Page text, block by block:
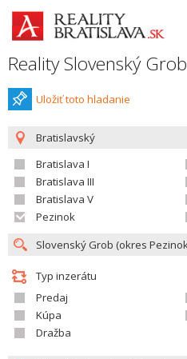
Reality Slovenský Grob
Uložiť toto hladanie
Bratislavský
Bratislava I
Bratislava III
Bratislava V
Pezinok
Typ inzerátu
Predaj
Kúpa
Dražba